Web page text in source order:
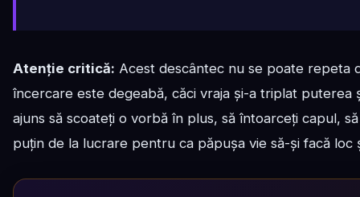
Atenție critică: Acest descântec nu se poate
încercare este degeabă, căci vraja și-a triplat puterea
ajuns să scoateți o vorbă în plus, să întoarceți capul,
puțin de la lucrare pentru ca păpușa vie să-și facă loc